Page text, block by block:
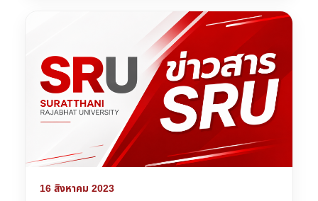
16 สิงหาคม 2023